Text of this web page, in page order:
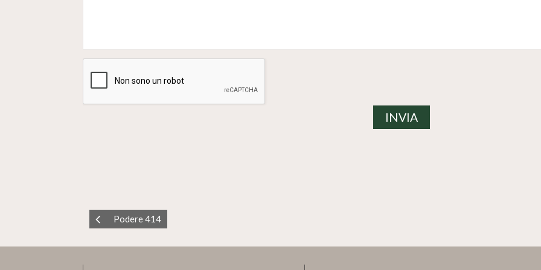
Podere 414